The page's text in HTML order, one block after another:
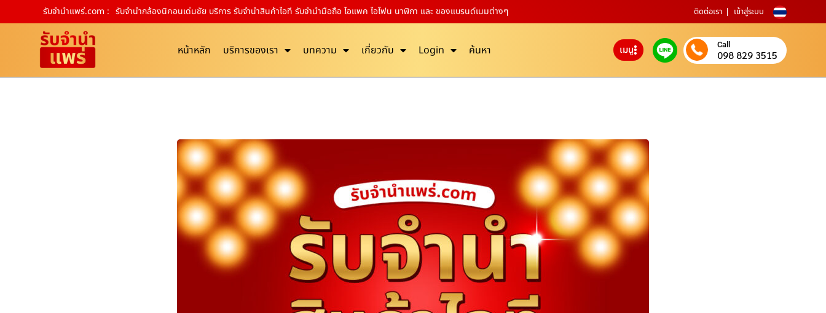
รับจํานําแพร่.com : รับจำนำกล้องนิคอนเด่นชัย บริการ รับจำนำสินค้าไอที รับจำนำมือถือ ไอแพค ไอโฟน นาฬิกา และ ของแบรนด์เนมต่างๆ ติดต่อเรา เข้าสู่ระบบ
หน้าหลัก บริการของเรา บทความ เกี่ยวกับ Login ค้นหา เมนู Call
098 829 3515